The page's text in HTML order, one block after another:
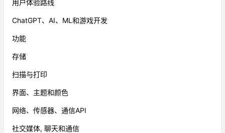
用户体验路线
ChatGPT、AI、ML和游戏开发
功能
存储
扫描与打印
界面、主题和颜色
网络、传感器、通信API
社交媒体, 聊天和通信